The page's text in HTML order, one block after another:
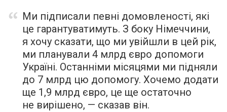
Ми підписали певні домовленості, які
це гарантуватимуть. З боку Німеччини,
я хочу сказати, що ми увійшли в цей рік,
ми планували 4 млрд євро допомоги
Україні. Останніми місяцями ми підняли
до 7 млрд цю допомогу. Хочемо додати
ще 1,9 млрд євро, це ще остаточно
не вирішено, — сказав він.